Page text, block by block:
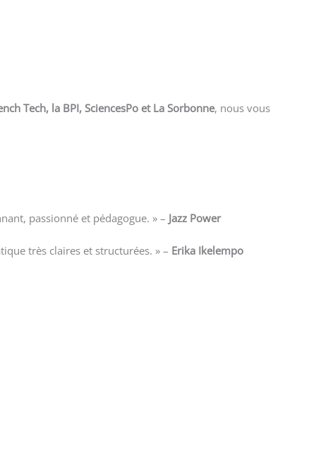
Tech, la BPI, SciencesPo et La Sorbonne, nous vous
passionné et pédagogue. » – Jazz Power
très claires et structurées. » – Erika Ikelempo